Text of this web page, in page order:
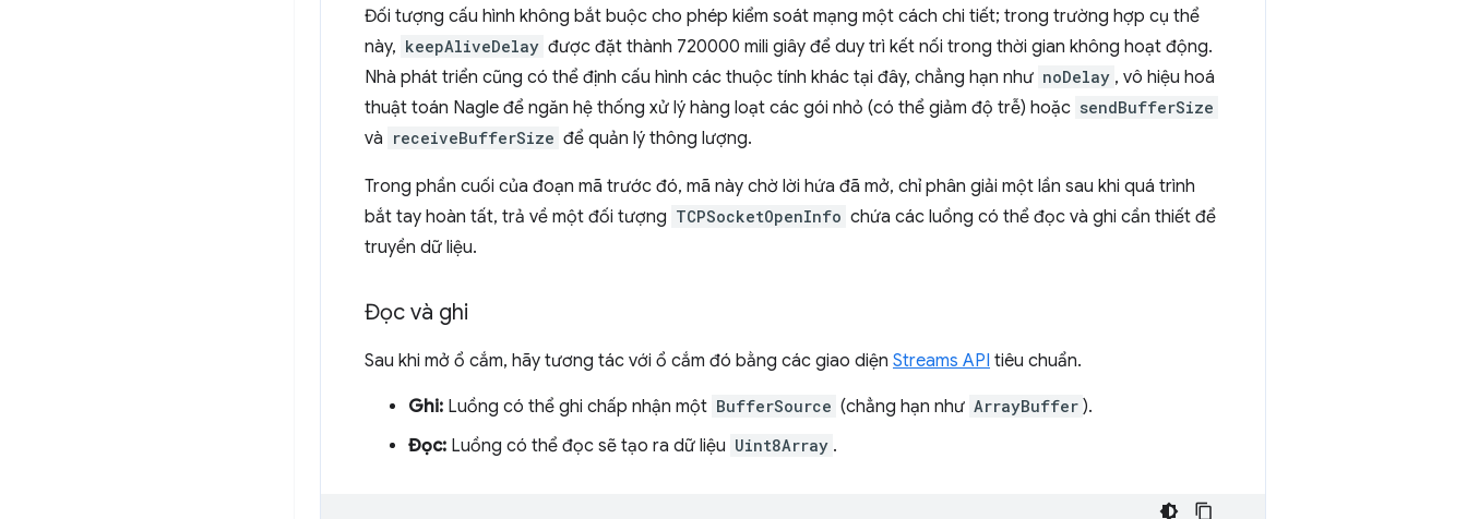
Đối tượng cấu hình không bắt buộc cho phép kiểm soát mạng một cách chi tiết; trong trường hợp cụ thể
này, keepAliveDelay được đặt thành 720000 mili giây để duy trì kết nối trong thời gian không hoạt động.
Nhà phát triển cũng có thể định cấu hình các thuộc tính khác tại đây, chẳng hạn như noDelay , vô hiệu hoá
thuật toán Nagle để ngăn hệ thống xử lý hàng loạt các gói nhỏ (có thể giảm độ trễ) hoặc sendBufferSize
và receiveBufferSize để quản lý thông lượng.
Trong phần cuối của đoạn mã trước đó, mã này chờ lời hứa đã mở, chỉ phân giải một lần sau khi quá trình
bắt tay hoàn tất, trả về một đối tượng TCPSocketOpenInfo chứa các luồng có thể đọc và ghi cần thiết để
truyền dữ liệu.
Đọc và ghi
Sau khi mở ổ cắm, hãy tương tác với ổ cắm đó bằng các giao diện Streams API tiêu chuẩn.
Ghi: Luồng có thể ghi chấp nhận một BufferSource (chẳng hạn như ArrayBuffer ).
Đọc: Luồng có thể đọc sẽ tạo ra dữ liệu Uint8Array .